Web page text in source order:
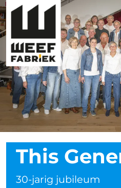
This
30-jarig jubileum